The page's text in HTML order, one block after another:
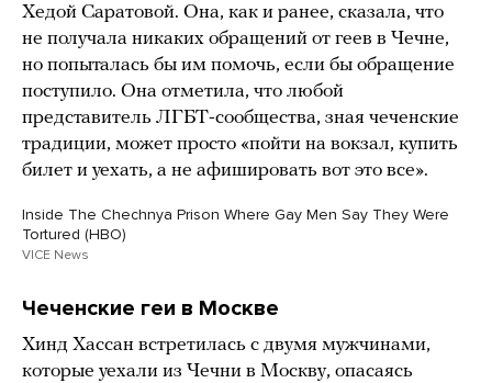
Хедой Саратовой. Она, как и ранее, сказала, что
не получала никаких обращений от геев в Чечне,
но попыталась бы им помочь, если бы обращение
поступило. Она отметила, что любой
представитель ЛГБТ-сообщества, зная чеченские
традиции, может просто «пойти на вокзал, купить
билет и уехать, а не афишировать вот это все».
Inside The Chechnya Prison Where Gay Men Say They Were
Tortured (HBO)
VICE News
Чеченские геи в Москве
Хинд Хассан встретилась с двумя мужчинами,
которые уехали из Чечни в Москву, опасаясь